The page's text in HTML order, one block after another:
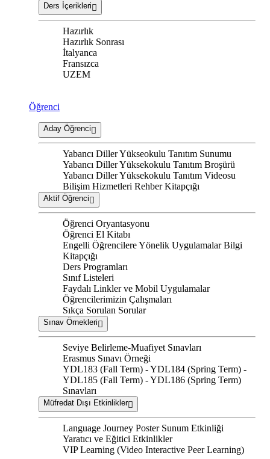
Ders İçerikleri
Hazırlık
Hazırlık Sonrası
İtalyanca
Fransızca
UZEM
Öğrenci
Aday Öğrenci
Yabancı Diller Yükseokulu Tanıtım Sunumu
Yabancı Diller Yüksekokulu Tanıtım Broşürü
Yabancı Diller Yüksekokulu Tanıtım Videosu
Bilişim Hizmetleri Rehber Kitapçığı
Aktif Öğrenci
Öğrenci Oryantasyonu
Öğrenci El Kitabı
Engelli Öğrencilere Yönelik Uygulamalar Bilgi
Kitapçığı
Ders Programları
Sınıf Listeleri
Faydalı Linkler ve Mobil Uygulamalar
Öğrencilerimizin Çalışmaları
Sıkça Sorulan Sorular
Sınav Örnekleri
Seviye Belirleme-Muafiyet Sınavları
Erasmus Sınavı Örneği
YDL183 (Fall Term) - YDL184 (Spring Term) -
YDL185 (Fall Term) - YDL186 (Spring Term)
Sınavları
Müfredat Dışı Etkinlikler
Language Journey Poster Sunum Etkinliği
Yaratıcı ve Eğitici Etkinlikler
VIP Learning (Video Interactive Peer Learning)